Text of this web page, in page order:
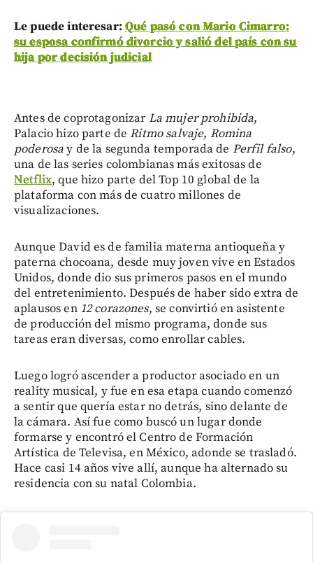
Le puede interesar: Qué pasó con Mario Cimarro:
su esposa confirmó divorcio y salió del país con su
hija por decisión judicial
Antes de coprotagonizar La mujer prohibida,
Palacio hizo parte deRitmo salvaje, Romina
poderosay de la segunda temporada de Perfil falso,
una de las series colombianas más exitosas de
Netflix, que hizo parte del Top 10 global de la
plataforma con más de cuatro millones de
visualizaciones.
Aunque David es de familia materna antioqueña y
paterna chocoana, desde muy joven vive en Estados
Unidos, donde dio sus primeros pasos en el mundo
del entretenimiento. Después de haber sido extra de
aplausos en 12 corazones, se convirtió en asistente
de producción del mismo programa, donde sus
tareas eran diversas, como enrollar cables.
Luego logró ascender a productor asociado en un
reality musical, y fue en esa etapa cuando comenzó
a sentir que quería estar no detrás, sino delante de
la cámara. Así fue como buscó un lugar donde
formarse y encontró el Centro de Formación
Artística de Televisa, en México, adonde se trasladó.
Hace casi 14 años vive allí, aunque ha alternado su
residencia con su natal Colombia.